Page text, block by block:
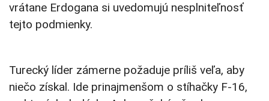
vrátane Erdogana si uvedomujú nesplniteľnosť
tejto podmienky.
Turecký líder zámerne požaduje príliš veľa, aby
niečo získal. Ide prinajmenšom o stíhačky F-16,